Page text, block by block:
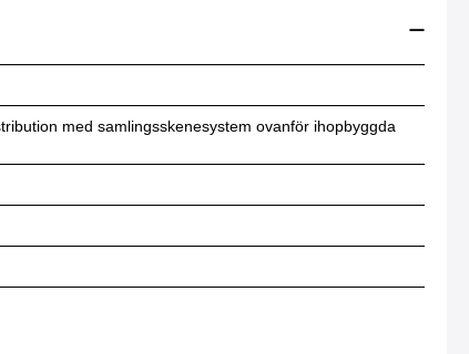
med samlingsskenesystem ovanför ihopbyggda